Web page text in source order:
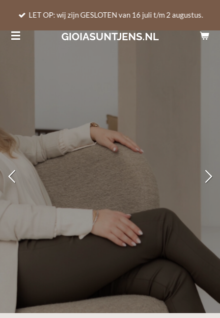
naar
GIOIASUNTJENS.NL
LET OP: wij zijn GESLOTEN van 16 juli t/m 2 augustus.